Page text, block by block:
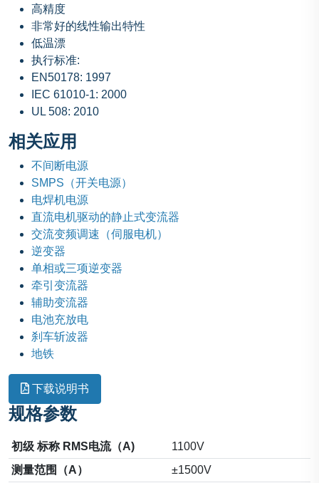
高精度
非常好的线性输出特性
低温漂
执行标准:
EN50178: 1997
IEC 61010-1: 2000
UL 508: 2010
相关应用
不间断电源
SMPS（开关电源）
电焊机电源
直流电机驱动的静止式变流器
交流变频调速（伺服电机）
逆变器
单相或三项逆变器
牵引变流器
辅助变流器
电池充放电
刹车斩波器
地铁
下载说明书
规格参数
初级 标称 RMS电流（A)
1100V
测量范围（A）
±1500V